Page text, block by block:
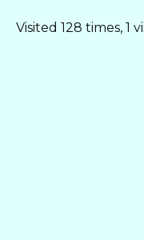
Visited 128 times, 1